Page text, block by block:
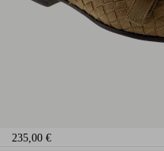
235,00 €